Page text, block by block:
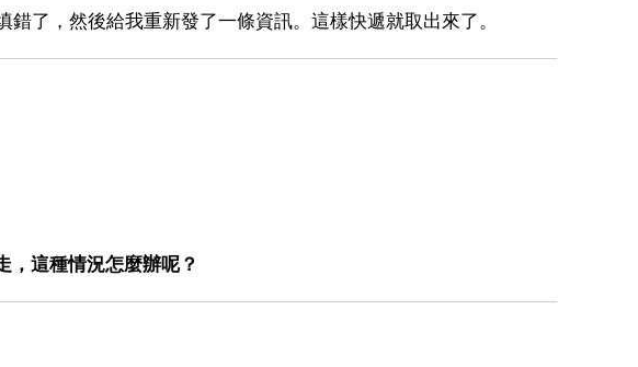
了，然後給我重新發了一條資訊。這樣快遞就取出來了。
，這種情況怎麼辦呢？